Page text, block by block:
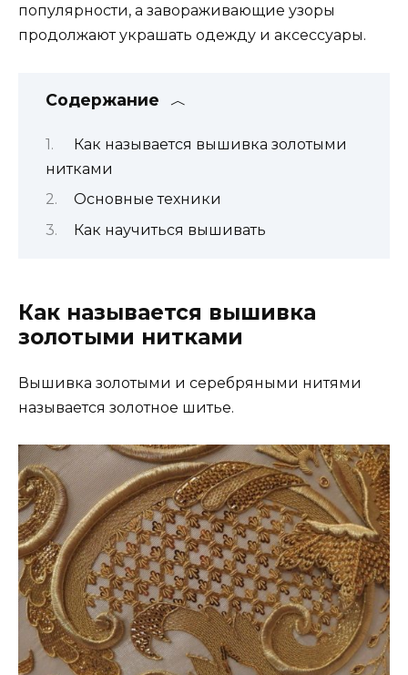
популярности, а завораживающие узоры
продолжают украшать одежду и аксессуары.
Содержание
Как называется вышивка золотыми
нитками
Основные техники
Как научиться вышивать
Как называется вышивка
золотыми нитками
Вышивка золотыми и серебряными нитями
называется золотное шитье.